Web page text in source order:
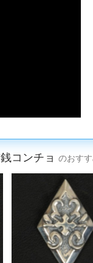
コンチョ のおす